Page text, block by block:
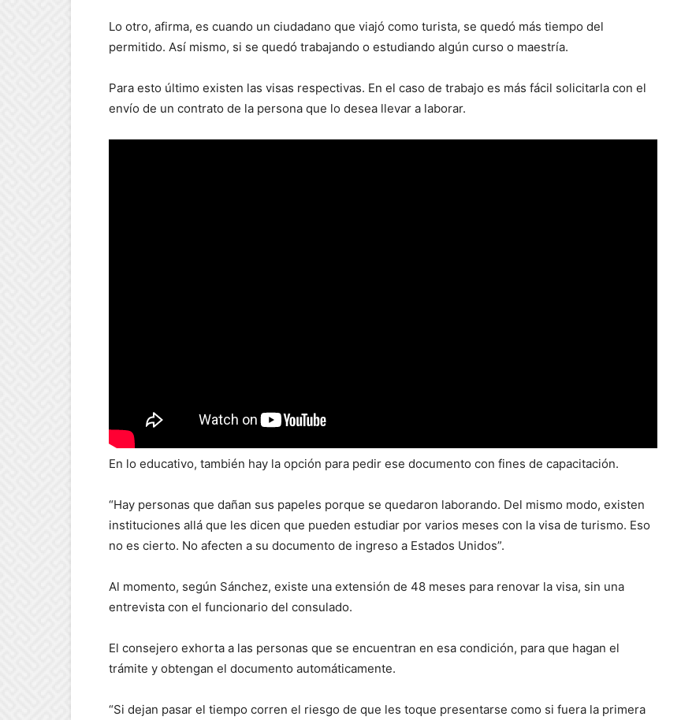
Lo otro, afirma, es cuando un ciudadano que viajó como turista, se quedó más tiempo del
permitido. Así mismo, si se quedó trabajando o estudiando algún curso o maestría.
Para esto último existen las visas respectivas. En el caso de trabajo es más fácil solicitarla con el
envío de un contrato de la persona que lo desea llevar a laborar.
En lo educativo, también hay la opción para pedir ese documento con fines de capacitación.
“Hay personas que dañan sus papeles porque se quedaron laborando. Del mismo modo, existen
instituciones allá que les dicen que pueden estudiar por varios meses con la visa de turismo. Eso
no es cierto. No afecten a su documento de ingreso a Estados Unidos”.
Al momento, según Sánchez, existe una extensión de 48 meses para renovar la visa, sin una
entrevista con el funcionario del consulado.
El consejero exhorta a las personas que se encuentran en esa condición, para que hagan el
trámite y obtengan el documento automáticamente.
“Si dejan pasar el tiempo corren el riesgo de que les toque presentarse como si fuera la primera